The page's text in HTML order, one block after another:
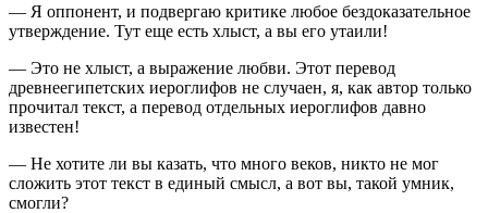
— Я оппонент, и подвергаю критике любое бездоказательное
утверждение. Тут еще есть хлыст, а вы его утаили!
— Это не хлыст, а выражение любви. Этот перевод
древнеегипетских иероглифов не случаен, я, как автор только
прочитал текст, а перевод отдельных иероглифов давно
известен!
— Не хотите ли вы казать, что много веков, никто не мог
сложить этот текст в единый смысл, а вот вы, такой умник,
смогли?